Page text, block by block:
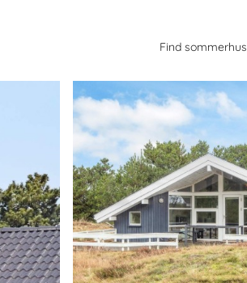
Find sommerhus